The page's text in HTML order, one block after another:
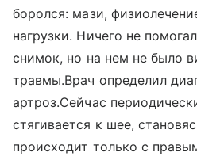
боролся: мази,
нагрузки. Ничего не
снимок, но на нем не было
травмы.Врач определил
артроз.Сейчас
стягивается к шее,
происходит только с